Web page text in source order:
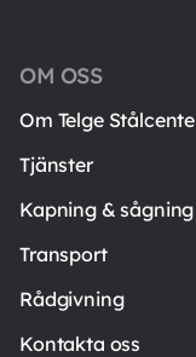
OM OSS
Om Telge
Tjänster
Kapning & sågning
Transport
Rådgivning
Kontakta oss